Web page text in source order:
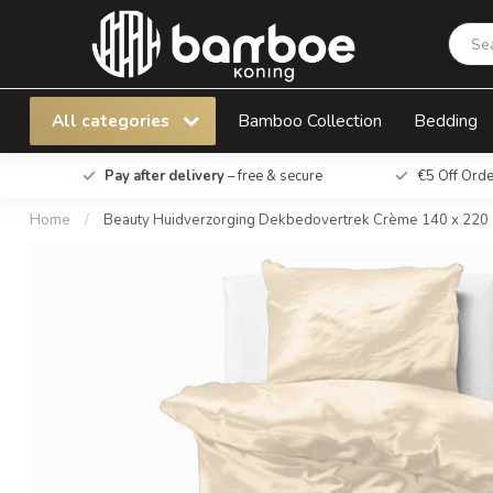
All categories Bamboo Collection Bedding
Pay after delivery– free & secure €5 Off
Home / Beauty Huidverzorging Dekbedovertrek Crème 140 x 220
Beauty Huidverzorging Dekbedovertrek